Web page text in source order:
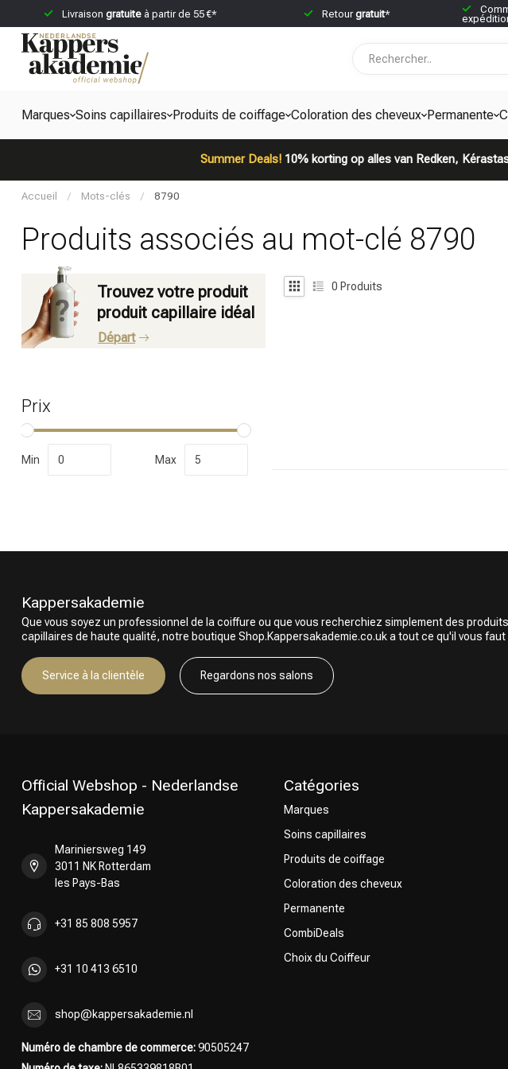
Livraison gratuiteà partir de 55 €* Retourgratuit*
Marques Soins capillaires Produits de coiffage Coloration des cheveux Permanente
Summer Deals!10% korting op alles van Redken,
Quelle catégorie recherchez-
Marques Soins capillaires
Accueil / Mots-clés / 8790
Produits associés au mot-clé 8790
Trouvez votre produit
produit capillaire idéal
Départ
Prix
Min Max
0 Produits
Kappersakademie
Que vous soyez un professionnel de la coiffure ou que vous recherchiez simplement des
capillaires de haute qualité, notre boutique Shop.Kappersakademie.co.uk a tout ce qu'il vous faut
Service à la clientèle Regardons nos salons
Official Webshop - Nederlandse
Kappersakademie
Mariniersweg 149
3011 NK Rotterdam
les Pays-Bas
+31 85 808 5957
+31 10 413 6510
shop@kappersakademie.nl
Numéro de chambre de commerce:90505247
Catégories
Marques
Soins capillaires
Produits de coiffage
Coloration des cheveux
Permanente
CombiDeals
Choix du Coiffeur